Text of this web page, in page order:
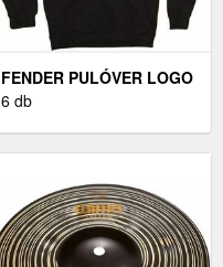
FENDER PULÓVER LOGO
BLACK M
6 db